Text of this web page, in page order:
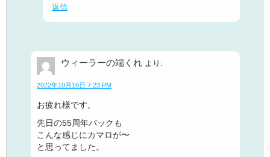
返信
ウィーラーの端くれ より:
2022年10月16日 7:23 PM
お疲れ様です。
先日の55周年パックも
こんな感じにカマロが〜
と思ってました。